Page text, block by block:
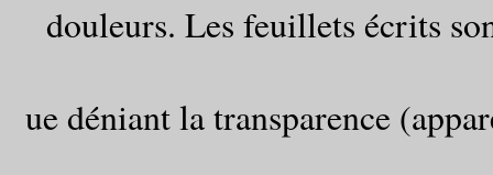
douleurs. Les feuillets écrits
ue déniant la transparence